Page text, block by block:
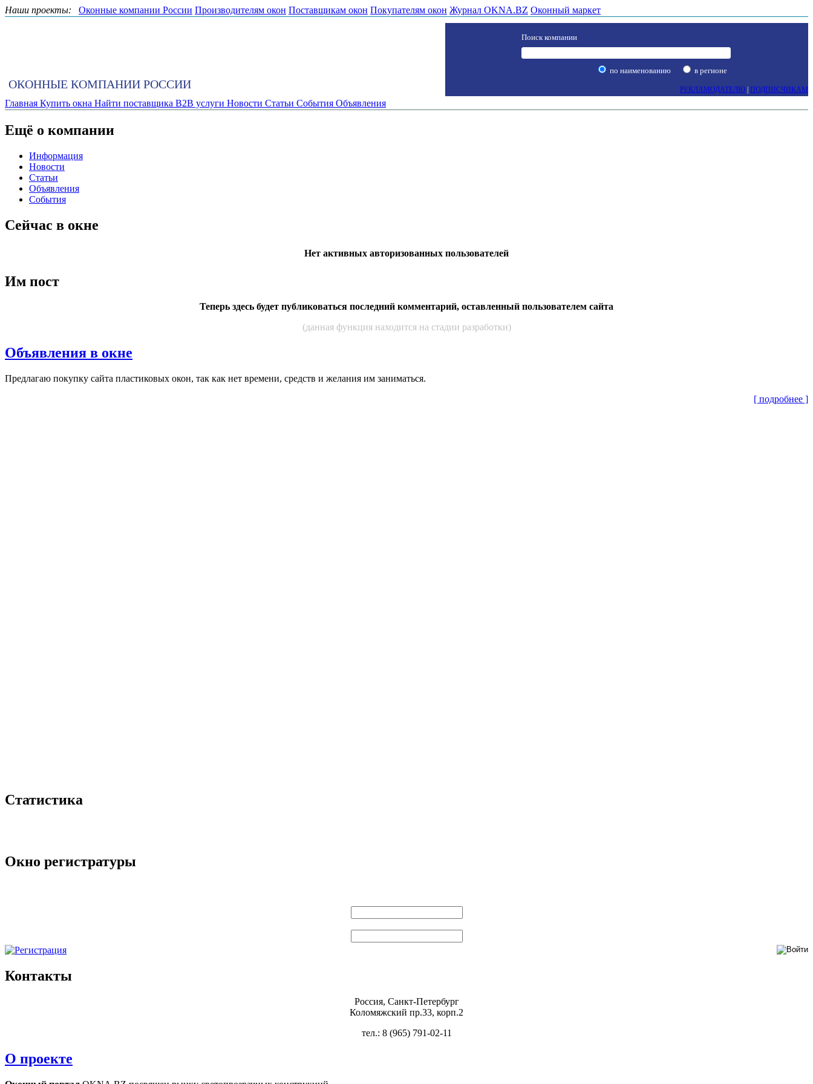
Наши проекты: Оконные компании России Производителям окон Поставщикам окон Покупателям окон Журнал OKNA.BZ Оконный маркет
ОКОННЫЕ КОМПАНИИ РОССИИ
Поиск компании
по наименованию в регионе
РЕКЛАМОДАТЕЛЮ ПОДПИСЧИКАМ
Главная Купить окна Найти поставщика B2B услуги Новости Статьи События Объявления
Ещё о компании
Информация
Новости
Статьи
Объявления
События
Сейчас в окне
Нет активных авторизованных пользователей
Им пост
Теперь здесь будет публиковаться последний комментарий, оставленный пользователем сайта
(данная функция находится на стадии разработки)
Объявления в окне
Пред­ла­гаю по­куп­ку сай­та плас­ти­ковых окон, так как нет вре­мени, средств и же­лания им за­нимать­ся.
[ подробнее ]
Статистика
Окно регистратуры
Контакты
Россия, Санкт-Петербург
Коломяжский пр.33, корп.2
тел.: 8 (965) 791-02-11
О проекте